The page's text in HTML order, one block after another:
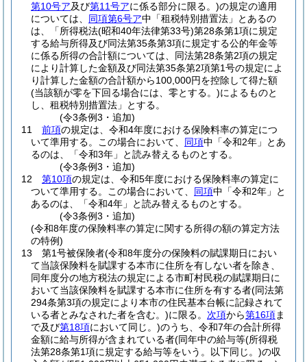
第10号ア及び第11号アに係る部分に限る。)の規定の適用
については、 同項第6号ア中「租税特別措置法」とあるの
は、「所得税法(昭和40年法律第33号)第28条第1項に規定
する給与所得及び同法第35条第3項に規定する公的年金等
に係る所得の合計額については、同法第28条第2項の規定
により計算した金額及び同法第35条第2項第1号の規定によ
り計算した金額の合計額から100,000円を控除して得た額
(当該額が零を下回る場合には、零とする。)によるものと
し、租税特別措置法」とする。
(令3条例3・追加)
11
前項の規定は、令和4年度における保険料率の算定につ
いて準用する。
この場合において、 同項中「令和2年」とあ
るのは、「令和3年」と読み替えるものとする。
(令3条例3・追加)
12
第10項の規定は、令和5年度における保険料率の算定に
ついて準用する。
この場合において、 同項中「令和2年」と
あるのは、「令和4年」と読み替えるものとする。
(令3条例3・追加)
(令和8年度の保険料率の算定に関する所得の額の算定方法
の特例)
13
第1号被保険者(令和8年度分の保険料の賦課期日におい
て当該保険料を賦課する本市に住所を有しない者を除き、
同年度分の地方税法の規定による市町村民税の賦課期日に
おいて当該保険料を賦課する本市に住所を有する者(同法第
294条第3項の規定により本市の住民基本台帳に記録されて
いる者とみなされた者を含む。)に限る。 次項から第16項ま
で及び第18項において同じ。)のうち、令和7年の合計所得
金額に給与所得が含まれている者(同年中の給与等(所得税
法第28条第1項に規定する給与等をいう。以下同じ。)の収